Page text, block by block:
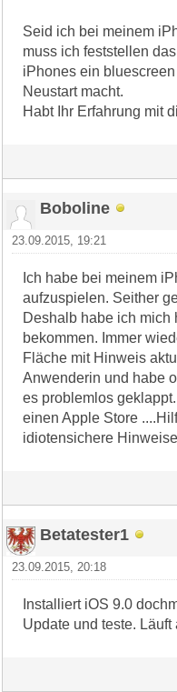
Seid ich bei meinem
muss ich feststellen
iPhones ein
Neustart macht.
Habt Ihr Erfahrung mit
Boboline
23.09.2015, 19:21
Ich habe bei meinem
aufzuspielen. Seither
Deshalb habe ich mich
bekommen. Immer
Fläche mit Hinweis
Anwenderin und habe
es problemlos
einen Apple Store
idiotensichere
Betatester1
23.09.2015, 20:18
Installiert iOS 9.0
Update und teste. Läuft